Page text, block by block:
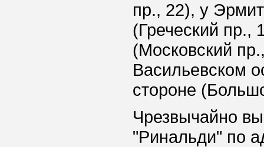
пр., 22), у
(Греческий пр.,
(Московский
Васильевском
стороне
Чрезвычайно
"Ринальди" по